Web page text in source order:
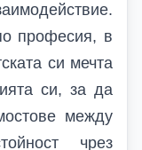
професия, в
си мечта
си, за да
между
чрез